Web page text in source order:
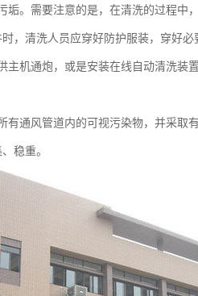
垢。需要注意的是，在清洗的过程中
，清洗人员应穿好防护服装，穿好必
主机通炮，或是安装在线自动清洗装
有通风管道内的可视污染物，并采取
稳重。